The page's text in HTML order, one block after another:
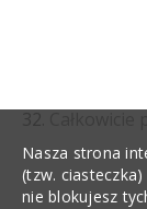
Nasza strona
(tzw.
nie blokujesz